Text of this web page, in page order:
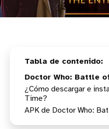
Doctor Who: Battle
¿Cómo descargar e
Time?
APK de Doctor Who: